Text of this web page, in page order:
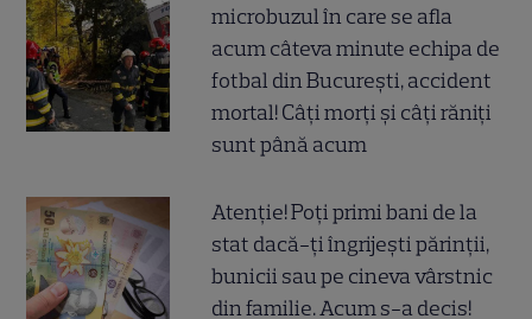
microbuzul în care se afla
acum câteva minute echipa de
fotbal din București, accident
mortal! Câți morți și câți răniți
sunt până acum
Atenție! Poți primi bani de la
stat dacă-ți îngrijești părinții,
bunicii sau pe cineva vârstnic
din familie. Acum s-a decis!